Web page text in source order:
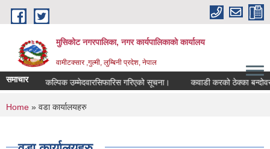
Skip to main content
मुसिकोट नगरपालिका, नगर कार्यपालिकाकाे कार्यालय
वामीटक्सार ,गुल्मी, लुम्बिनी प्रदेश, नेपाल
समाचारवैकल्पिक उम्मेदवारसिफारिस गरिएको सूचना। कवाडी करको ठेक्का बन्दोवस्त
You are here
Home » वडा कार्यालयहरु